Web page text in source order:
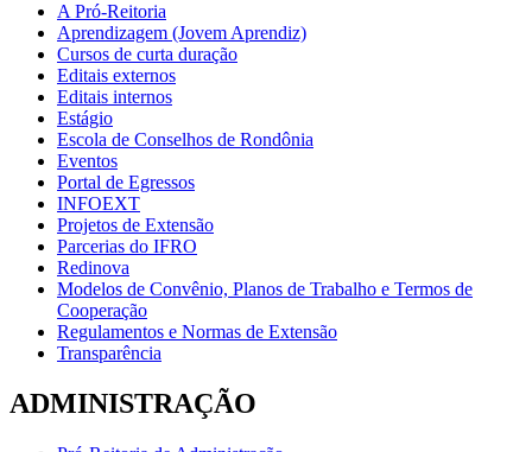
A Pró-Reitoria
Aprendizagem (Jovem Aprendiz)
Cursos de curta duração
Editais externos
Editais internos
Estágio
Escola de Conselhos de Rondônia
Eventos
Portal de Egressos
INFOEXT
Projetos de Extensão
Parcerias do IFRO
Redinova
Modelos de Convênio, Planos de Trabalho e Termos de
Cooperação
Regulamentos e Normas de Extensão
Transparência
ADMINISTRAÇÃO